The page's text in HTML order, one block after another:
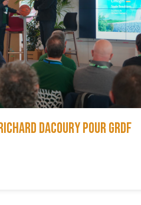
Dacoury pour GRDF